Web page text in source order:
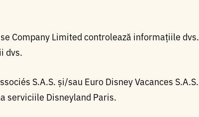
Company Limited controlează informațiile dvs.
dvs.
S.A.S. și/sau Euro Disney Vacances S.A.S.
serviciile Disneyland Paris.